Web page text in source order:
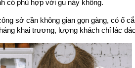
có phù hợp với gu này không.
sở cần không gian gọn gàng, có ổ
khai trương, lượng khách chỉ lác